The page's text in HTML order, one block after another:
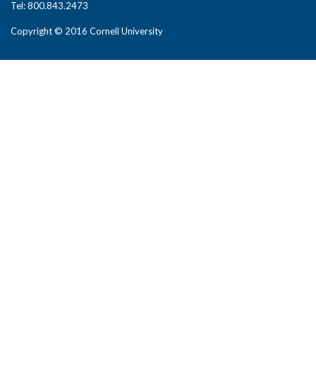
Tel: 800.843.2473
Copyright © 2016 Cornell University